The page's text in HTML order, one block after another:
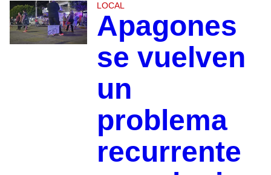
LOCAL
Apagones
se vuelven
un
problema
recurrente